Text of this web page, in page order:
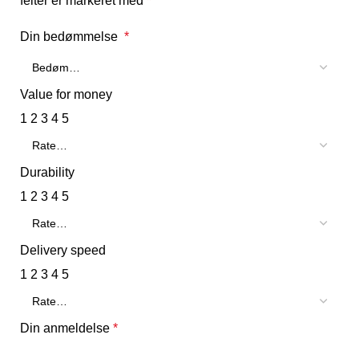
Din bedømmelse *
Value for money
1 2 3 4 5
Durability
1 2 3 4 5
Delivery speed
1 2 3 4 5
Din anmeldelse *